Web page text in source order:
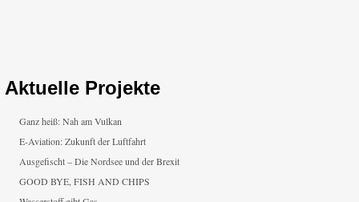
Aktuelle Projekte
Ganz heiß: Nah am Vulkan
E-Aviation: Zukunft der Luftfahrt
Ausgefischt – Die Nordsee und der Brexit
GOOD BYE, FISH AND CHIPS